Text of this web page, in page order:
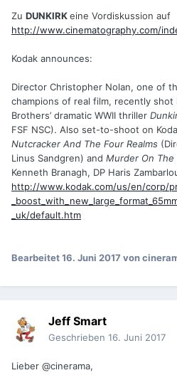
Zu DUNKIRKeine Vordiskussion auf
http://www.cinematography.com/
Kodak announces:
Director Christopher Nolan, one of
champions of real film, recently shot
Brothers’ dramatic WWII thriller
FSF NSC). Also set-to-shoot on
Nutcracker And The Four Realms
Linus Sandgren) and Murder On
Kenneth Branagh, DP Haris
http://www.kodak.com/us/en/corp/
_uk/default.htm
Bearbeitet16. Juni 2017 von
Jeff Smart
Geschrieben 16. Juni 2017
Lieber @cinerama,